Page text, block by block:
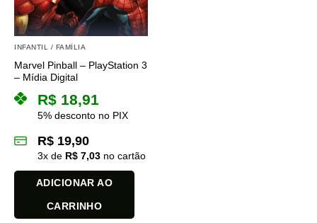
INFANTIL / FAMÍLIA
Marvel Pinball – PlayStation 3
– Mídia Digital
R$ 18,91
5% desconto no PIX
R$ 19,90
3x de R$ 7,03 no cartão
ADICIONAR AO
CARRINHO